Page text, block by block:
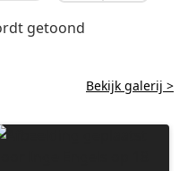
getoond
Bekijk galerij >